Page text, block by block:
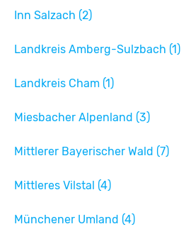
Inn Salzach (2)
Landkreis Amberg-Sulzbach (1)
Landkreis Cham (1)
Miesbacher Alpenland (3)
Mittlerer Bayerischer Wald (7)
Mittleres Vilstal (4)
Münchener Umland (4)